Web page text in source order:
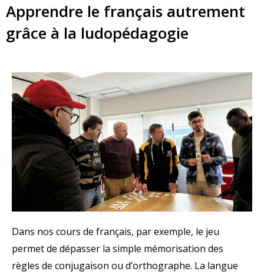
Apprendre le français autrement
grâce à la ludopédagogie
Dans nos cours de français, par exemple, le jeu
permet de dépasser la simple mémorisation des
règles de conjugaison ou d’orthographe. La langue